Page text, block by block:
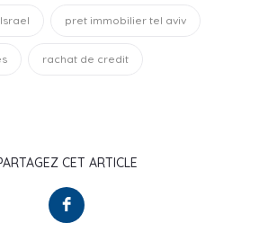
pret immobilier tel aviv
rachat de credit
CET ARTICLE